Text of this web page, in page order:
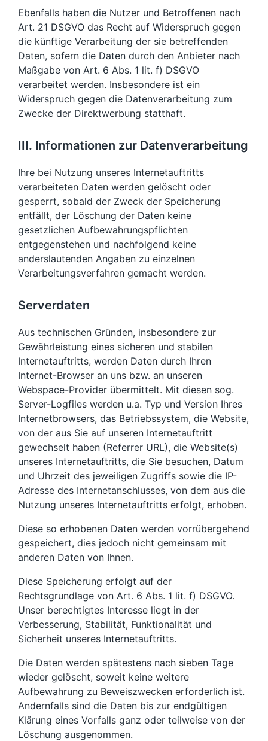
Ebenfalls haben die Nutzer und Betroffenen nach
Art. 21 DSGVO das Recht auf Widerspruch gegen
die künftige Verarbeitung der sie betreffenden
Daten, sofern die Daten durch den Anbieter nach
Maßgabe von Art. 6 Abs. 1 lit. f) DSGVO
verarbeitet werden. Insbesondere ist ein
Widerspruch gegen die Datenverarbeitung zum
Zwecke der Direktwerbung statthaft.
III. Informationen zur Datenverarbeitung
Ihre bei Nutzung unseres Internetauftritts
verarbeiteten Daten werden gelöscht oder
gesperrt, sobald der Zweck der Speicherung
entfällt, der Löschung der Daten keine
gesetzlichen Aufbewahrungspflichten
entgegenstehen und nachfolgend keine
anderslautenden Angaben zu einzelnen
Verarbeitungsverfahren gemacht werden.
Serverdaten
Aus technischen Gründen, insbesondere zur
Gewährleistung eines sicheren und stabilen
Internetauftritts, werden Daten durch Ihren
Internet-Browser an uns bzw. an unseren
Webspace-Provider übermittelt. Mit diesen sog.
Server-Logfiles werden u.a. Typ und Version Ihres
Internetbrowsers, das Betriebssystem, die Website,
von der aus Sie auf unseren Internetauftritt
gewechselt haben (Referrer URL), die Website(s)
unseres Internetauftritts, die Sie besuchen, Datum
und Uhrzeit des jeweiligen Zugriffs sowie die IP-
Adresse des Internetanschlusses, von dem aus die
Nutzung unseres Internetauftritts erfolgt, erhoben.
Diese so erhobenen Daten werden vorrübergehend
gespeichert, dies jedoch nicht gemeinsam mit
anderen Daten von Ihnen.
Diese Speicherung erfolgt auf der
Rechtsgrundlage von Art. 6 Abs. 1 lit. f) DSGVO.
Unser berechtigtes Interesse liegt in der
Verbesserung, Stabilität, Funktionalität und
Sicherheit unseres Internetauftritts.
Die Daten werden spätestens nach sieben Tage
wieder gelöscht, soweit keine weitere
Aufbewahrung zu Beweiszwecken erforderlich ist.
Andernfalls sind die Daten bis zur endgültigen
Klärung eines Vorfalls ganz oder teilweise von der
Löschung ausgenommen.